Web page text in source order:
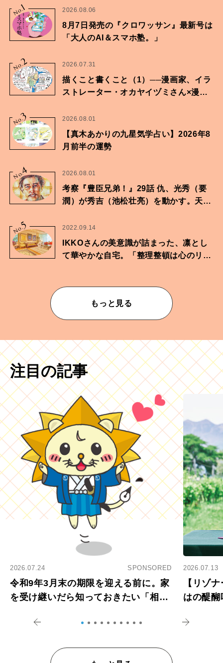
No.
1 2026.08.06
8月7日発売の『クロワッサン』最新号は
「大人のAI＆スマホ塾。」
No.2 2026.07.31
描くこと書くこと（1）──漫画家、イラ
ストレーター・オカヤイヅミさん×漫画
No.3 2026.08.01
【真木あかりの九星気学占い】2026年8
月前半の運勢
No.4 2026.08.01
考察『豊臣兄弟！』29話 仇、光秀（要
潤）が秀吉（池松壮亮）を動かす。天下
No.5 2022.09.14
IKKOさんの美意識が詰まった、凛とし
て華やかな自宅。「整理整頓は心のリズ
もっと見る
注目の記事
2026.07.24 SPONSORED
令和9年3月末の期限を迎える前に。家
を受け継いだら知っておきたい「相続
2026.07.13
【リゾ
はの醍